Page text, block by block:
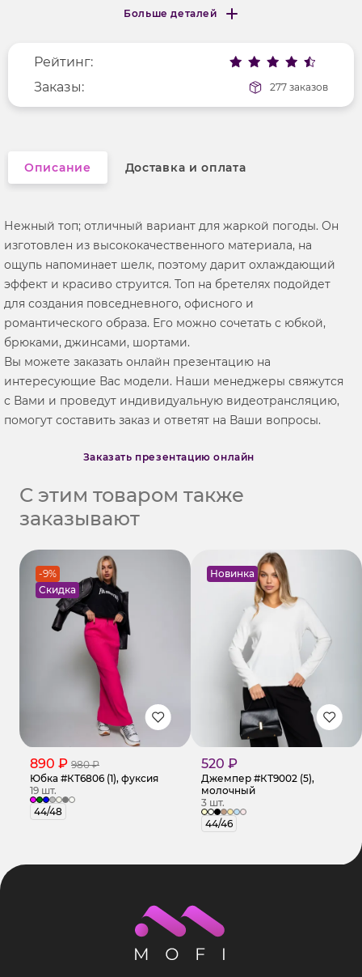
Вырез горловины
на бретельках
Рисунок
без рисунка
Фактура материала
гладкий
Больше деталей
Меньше деталей
Рейтинг:
Заказы:
277 заказов
Описание Доставка и оплата
Нежный топ; отличный вариант для жаркой погоды. Он
изготовлен из высококачественного материала, на
ощупь напоминает шелк, поэтому дарит охлаждающий
эффект и красиво струится. Топ на бретелях подойдет
для создания повседневного, офисного и
романтического образа. Его можно сочетать с юбкой,
брюками, джинсами, шортами.
Вы можете заказать онлайн презентацию на
интересующие Вас модели. Наши менеджеры свяжутся
с Вами и проведут индивидуальную видеотрансляцию,
помогут составить заказ и ответят на Ваши вопросы.
Заказать презентацию онлайн
С этим товаром также
заказывают
-9%
Скидка
890 ₽ 980 ₽
Юбка #КТ6806 (1), фуксия
19 шт.
44/48
Новинка
520 ₽
Джемпер #КТ9002 (5),
молочный
3 шт.
44/46